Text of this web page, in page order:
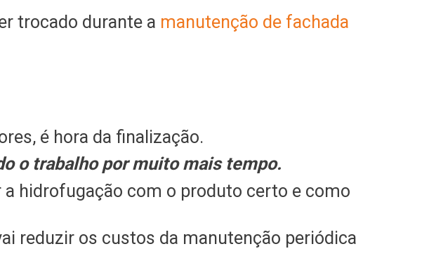
trocado durante a manutenção de fachada
é hora da finalização.
o trabalho por muito mais tempo.
hidrofugação com o produto certo e como
reduzir os custos da manutenção periódica